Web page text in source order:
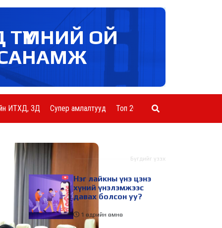
ТҮМНИЙ ОЙ
ИТХД, ЗД Супер амлалтууд Топ 20 ААН
Шинэ мэдээ Бүгдийг үзэх
Нэг лайкны үнэ цэнэ
хүний үнэлэмжээс
давах болсон уу?
1 өдрийн өмнө